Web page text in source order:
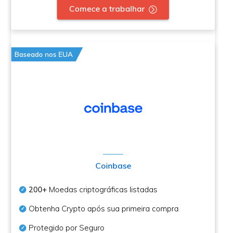
Comece a trabalhar
Baseado nos EUA
Coinbase
200+ Moedas criptográficas listadas
Obtenha Crypto após sua primeira compra
Protegido por Seguro